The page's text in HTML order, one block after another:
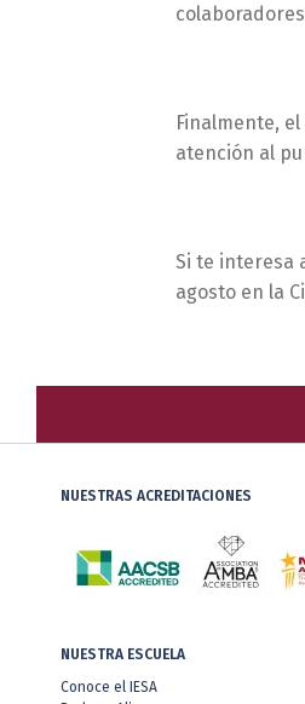
Finalmente,
atención al
Si te interesa
agosto en la
NUESTRAS ACREDITACIONES
NUESTRA ESCUELA
Conoce el IESA